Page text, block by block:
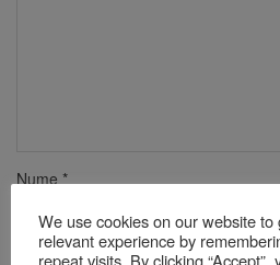
Nume*
We use cookies on our website to
relevant experience by
repeat visits. By clicking